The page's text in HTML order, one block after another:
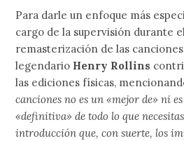
Para darle un enfoque más
cargo de la supervisión durante
remasterización de las
legendario Henry Rollins
las ediciones físicas,
canciones no es un «mejor de» ni
«definitiva» de todo lo que
introducción que, con suerte, los